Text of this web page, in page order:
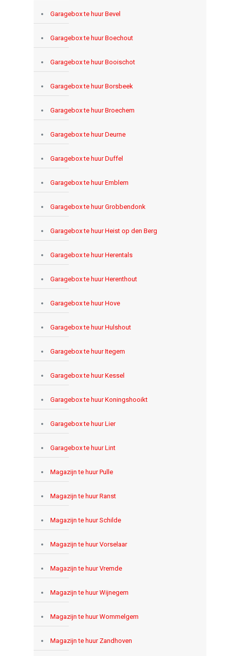
Garagebox te huur Bevel
Garagebox te huur Boechout
Garagebox te huur Booischot
Garagebox te huur Borsbeek
Garagebox te huur Broechem
Garagebox te huur Deurne
Garagebox te huur Duffel
Garagebox te huur Emblem
Garagebox te huur Grobbendonk
Garagebox te huur Heist op den Berg
Garagebox te huur Herentals
Garagebox te huur Herenthout
Garagebox te huur Hove
Garagebox te huur Hulshout
Garagebox te huur Itegem
Garagebox te huur Kessel
Garagebox te huur Koningshooikt
Garagebox te huur Lier
Garagebox te huur Lint
Magazijn te huur Pulle
Magazijn te huur Ranst
Magazijn te huur Schilde
Magazijn te huur Vorselaar
Magazijn te huur Vremde
Magazijn te huur Wijnegem
Magazijn te huur Wommelgem
Magazijn te huur Zandhoven